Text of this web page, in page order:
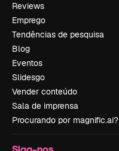
Reviews
Emprego
Tendências de pesquisa
Blog
Eventos
Slidesgo
Vender conteúdo
Sala de imprensa
Procurando por magnific.ai?